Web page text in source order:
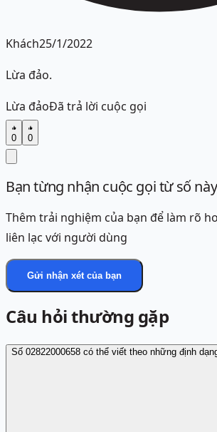
Khách25/1/2022
Lừa đảo.
Lừa đảoĐã trả lời cuộc gọi
0 0
Bạn từng nhận cuộc gọi từ số
Thêm trải nghiệm của bạn để làm rõ
liên lạc với người dùng
Gửi nhận xét của bạn
Câu hỏi thường gặp
Số 02822000658 có thể viết theo những định